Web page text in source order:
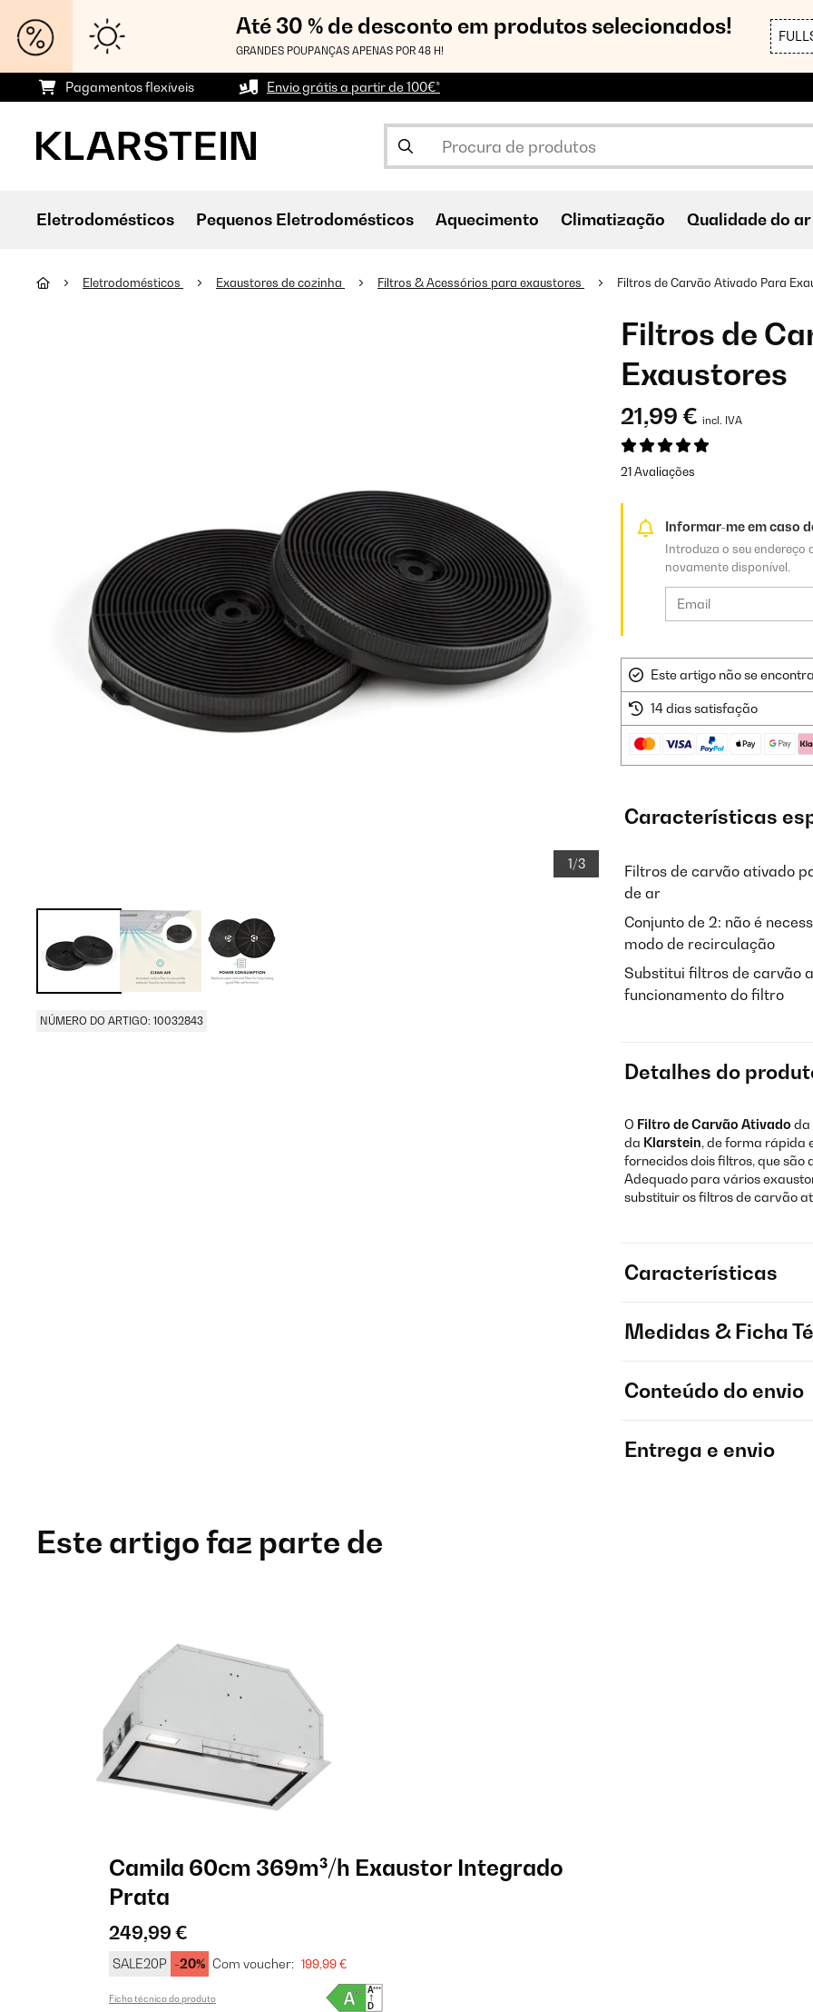
Até 30 % de desconto em produtos selecionados!
GRANDES POUPANÇAS APENAS POR 48 H!
Pagamentos flexíveis Envio grátis a partir de 100€*
Eletrodomésticos Pequenos Eletrodomésticos Aquecimento Climatização Qualidade do ar
Eletrodomésticos Exaustores de cozinha Filtros & Acessórios para exaustores Filtros de Carvão Ativado Para
1/3
NÚMERO DO ARTIGO: 10032843
Filtros de
Exaustores
21,99 € incl. IVA
21 Avaliações
Informar-me em caso
Introduza o seu endereço
novamente disponível.
Este artigo não se
14 dias satisfação
Características
Filtros de carvão ativado
de ar
Conjunto de 2: não é
modo de recirculação
Substitui filtros de carvão
funcionamento do filtro
Detalhes do
O Filtro de Carvão Ativado da
da Klarstein, de forma rápida
fornecidos dois filtros, que são
Adequado para vários
substituir os filtros de carvão
Características
Medidas & Ficha
Conteúdo do envio
Entrega e envio
Este artigo faz parte de
Camila 60cm 369m³/h Exaustor Integrado
Prata
249,99 €
SALE20P -20% Com voucher: 199,99 €
Ficha técnica do produto